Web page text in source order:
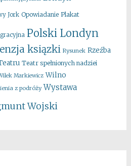
Jork Opowiadanie Plakat
Polski Londyn
ksiązki Rysunek Rzeźba
Teatr spełnionych nadziei
Markiewicz Wilno
z podróży Wystawa
Wojski